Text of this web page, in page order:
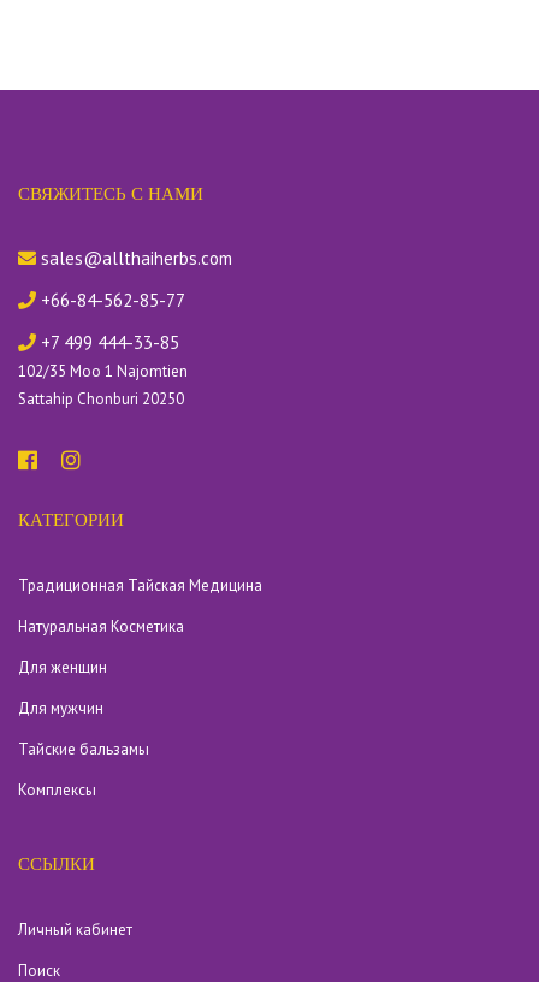
СВЯЖИТЕСЬ С НАМИ
sales@allthaiherbs.com
+66-84-562-85-77
+7 499 444-33-85
102/35 Moo 1 Najomtien
Sattahip Chonburi 20250
КАТЕГОРИИ
Традиционная Тайская Медицина
Натуральная Косметика
Для женщин
Для мужчин
Тайские бальзамы
Комплексы
ССЫЛКИ
Личный кабинет
Поиск